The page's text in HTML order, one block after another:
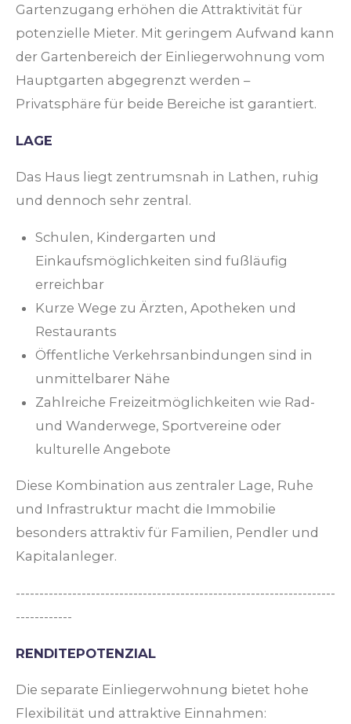
Gartenzugang erhöhen die Attraktivität für
potenzielle Mieter. Mit geringem Aufwand kann
der Gartenbereich der Einliegerwohnung vom
Hauptgarten abgegrenzt werden –
Privatsphäre für beide Bereiche ist garantiert.
LAGE
Das Haus liegt zentrumsnah in Lathen, ruhig
und dennoch sehr zentral.
Schulen, Kindergarten und
Einkaufsmöglichkeiten sind fußläufig
erreichbar
Kurze Wege zu Ärzten, Apotheken und
Restaurants
Öffentliche Verkehrsanbindungen sind in
unmittelbarer Nähe
Zahlreiche Freizeitmöglichkeiten wie Rad-
und Wanderwege, Sportvereine oder
kulturelle Angebote
Diese Kombination aus zentraler Lage, Ruhe
und Infrastruktur macht die Immobilie
besonders attraktiv für Familien, Pendler und
Kapitalanleger.
--------------------------------------------------------------------
------------
RENDITEPOTENZIAL
Die separate Einliegerwohnung bietet hohe
Flexibilität und attraktive Einnahmen: